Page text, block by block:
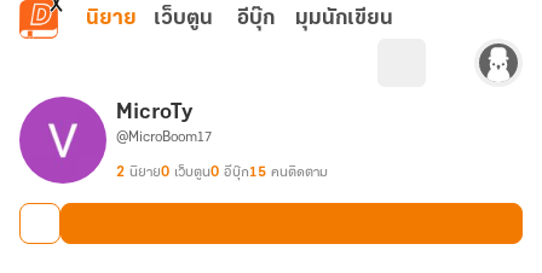
ข้ามไปยังเนื้อหาหลัก
นิยาย เว็บตูน อีบุ๊ก มุมนักเขียน
MicroTy
@MicroBoom17
2 นิยาย0 เว็บตูน0 อีบุ๊ก15 คนติดตาม